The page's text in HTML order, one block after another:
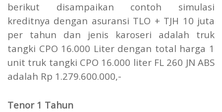
berikut disampaikan contoh simulasi
kreditnya dengan asuransi TLO + TJH 10 juta
per tahun dan jenis karoseri adalah truk
tangki CPO 16.000 Liter dengan total harga 1
unit truk tangki CPO 16.000 liter FL 260 JN ABS
adalah Rp 1.279.600.000,-
Tenor 1 Tahun